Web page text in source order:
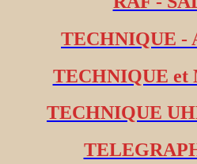
TECHNIQUE -
TECHNIQUE et
TECHNIQUE